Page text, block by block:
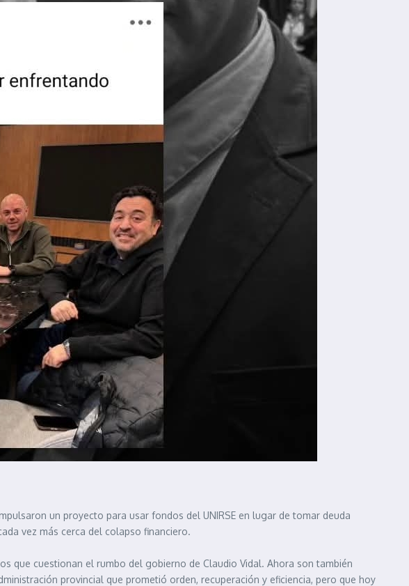
un proyecto para usar fondos del UNIRSE en lugar de tomar deuda
vez más cerca del colapso financiero.
que cuestionan el rumbo del gobierno de Claudio Vidal. Ahora son también
provincial que prometió orden, recuperación y eficiencia, pero que hoy